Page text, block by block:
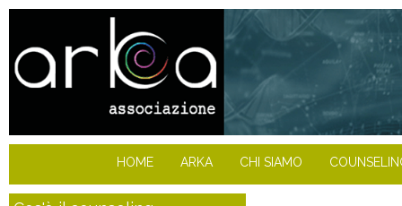
HOME ARKA CHI SIAMO